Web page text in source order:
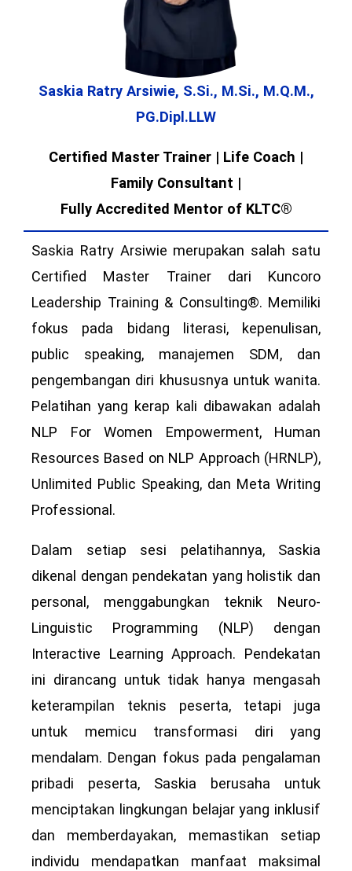
Saskia Ratry Arsiwie, S.Si., M.Si., M.Q.M.,
PG.Dipl.LLW
Certified Master Trainer | Life Coach |
Family Consultant |
Fully Accredited Mentor of KLTC®
Saskia Ratry Arsiwie merupakan salah satu
Certified Master Trainer dari Kuncoro
Leadership Training & Consulting®. Memiliki
fokus pada bidang literasi, kepenulisan,
public speaking, manajemen SDM, dan
pengembangan diri khususnya untuk wanita.
Pelatihan yang kerap kali dibawakan adalah
NLP For Women Empowerment, Human
Resources Based on NLP Approach (HRNLP),
Unlimited Public Speaking, dan Meta Writing
Professional.
Dalam setiap sesi pelatihannya, Saskia
dikenal dengan pendekatan yang holistik dan
personal, menggabungkan teknik Neuro-
Linguistic Programming (NLP) dengan
Interactive Learning Approach. Pendekatan
ini dirancang untuk tidak hanya mengasah
keterampilan teknis peserta, tetapi juga
untuk memicu transformasi diri yang
mendalam. Dengan fokus pada pengalaman
pribadi peserta, Saskia berusaha untuk
menciptakan lingkungan belajar yang inklusif
dan memberdayakan, memastikan setiap
individu mendapatkan manfaat maksimal